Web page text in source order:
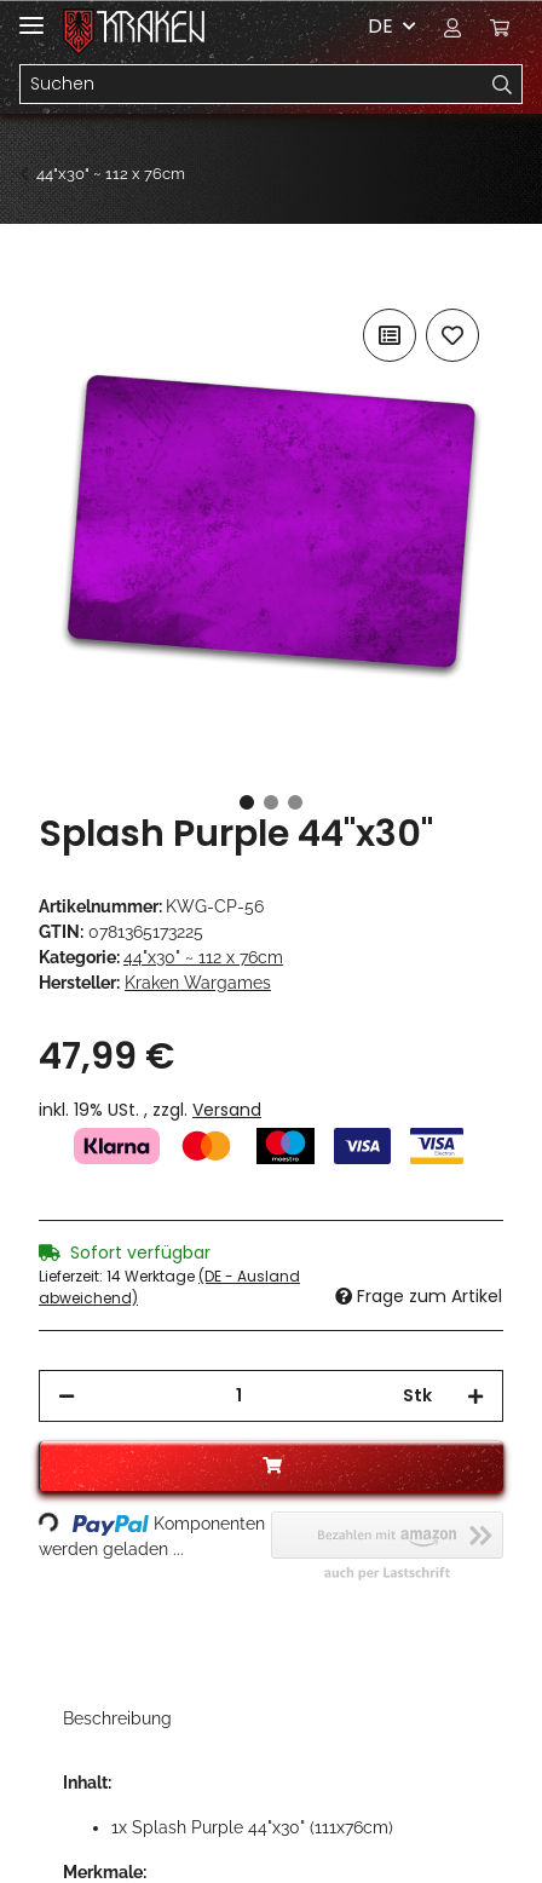
DE
44"x30" ~ 112 x 76cm
Splash Purple 44"x30"
Artikelnummer: KWG-CP-56
GTIN: 0781365173225
Kategorie:44"x30" ~ 112 x 76cm
Hersteller: Kraken Wargames
47,99 €
inkl. 19% USt. , zzgl. Versand
Sofort verfügbar
Lieferzeit: 14 Werktage(DE - Ausland
abweichend)
Frage zum Artikel
Stk
Loading...
Komponenten
werden geladen ...
Beschreibung
Inhalt:
1x Splash Purple 44"x30" (111x76cm)
Merkmale: